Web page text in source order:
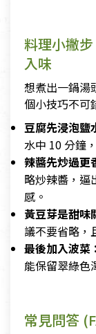
料理小撇
入味
想煮出一鍋湯
個小技巧不可
豆腐先浸泡鹽
水中 10 分鐘
辣醬先炒過更
略炒辣醬，逼
感。
黃豆芽是甜味
議不要省略，
最後加入波菜：
能保留翠綠色
常見問答